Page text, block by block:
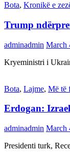
Bota, Kronikë e
Trump
adminadmin March
Kryeministri i
Bota, Lajme, Më të
Erdogan:
adminadmin March
Presidenti turk,